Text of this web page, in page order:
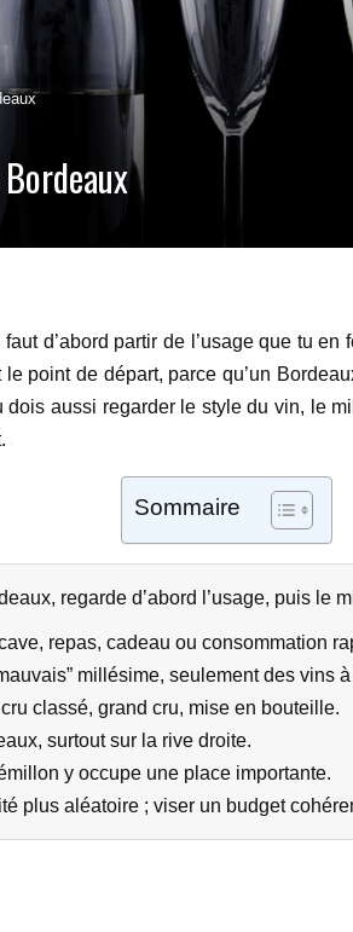
d’abord partir de l’usage que tu
point de départ, parce qu’un
dois aussi regarder le style du vin, le
Sommaire
regarde d’abord l’usage, puis le
repas, cadeau ou consommation
millésime, seulement des vins
classé, grand cru, mise en bouteille.
surtout sur la rive droite.
y occupe une place importante.
plus aléatoire ; viser un budget